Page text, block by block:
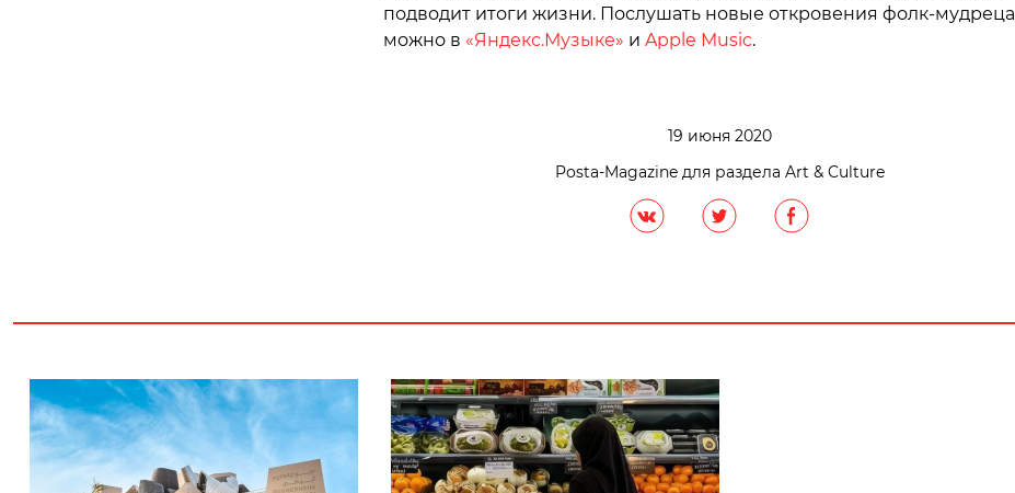
подводит итоги жизни. Послушать новые откровения фолк-мудреца
можно в «Яндекс.Музыке» и Apple Music.
19 июня 2020
Posta-Magazine для раздела Art & Culture